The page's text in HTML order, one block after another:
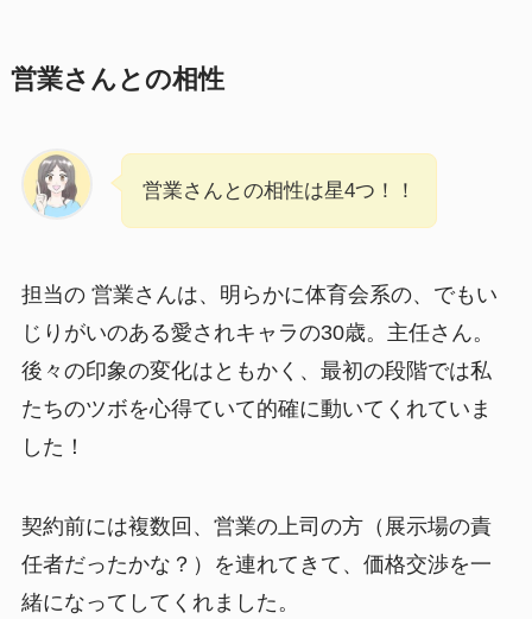
営業さんとの相性
営業さんとの相性は星4つ！！
担当の 営業さんは、明らかに体育会系の、でもい
じりがいのある愛されキャラの30歳。主任さん。
後々の印象の変化はともかく、最初の段階では私
たちのツボを心得ていて的確に動いてくれていま
した！
契約前には複数回、営業の上司の方（展示場の責
任者だったかな？）を連れてきて、価格交渉を一
緒になってしてくれました。